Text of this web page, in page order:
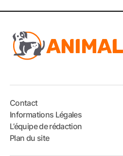
Contact
Informations Légales
L’équipe de rédaction
Plan du site